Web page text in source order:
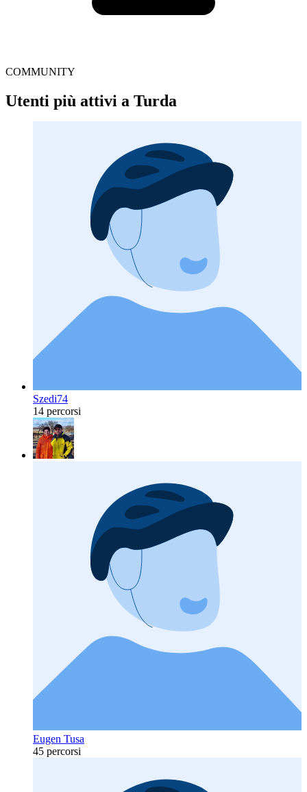
COMMUNITY
Utenti più attivi a Turda
Szedi74
14 percorsi
Eugen Tusa
45 percorsi